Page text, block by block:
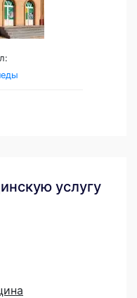
услугу